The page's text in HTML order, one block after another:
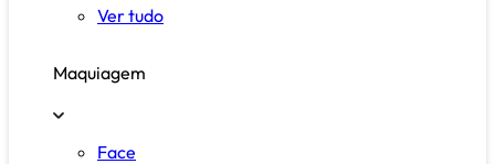
Ver tudo
Maquiagem
Face